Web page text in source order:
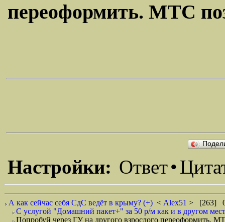
переоформить. МТС
Настройки: Ответ•
А как сейчас себя СдС ведёт в крыму? (+) < Alex51 > [263]
С услугой "Домашний пакет+" за 50 р/м как и в другом
Попробуй через ГУ на другого взрослого переоформить.